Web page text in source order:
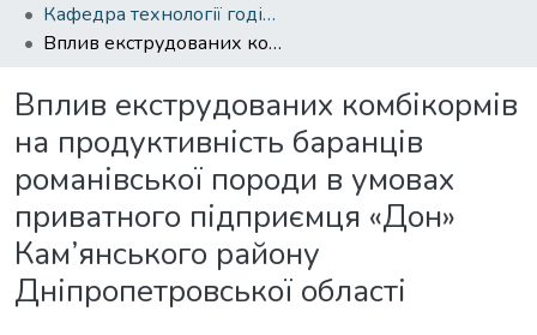
Кафедра технології годівлі і розведення тварин. Магістри
Вплив екструдованих комбікормів на продуктивність баранців романівської породи в умовах приватного підприємця «Дон» Кам’янського району Дніпропетровської області
Вплив екструдованих комбікормів
на продуктивність баранців
романівської породи в умовах
приватного підприємця «Дон»
Кам’янського району
Дніпропетровської області